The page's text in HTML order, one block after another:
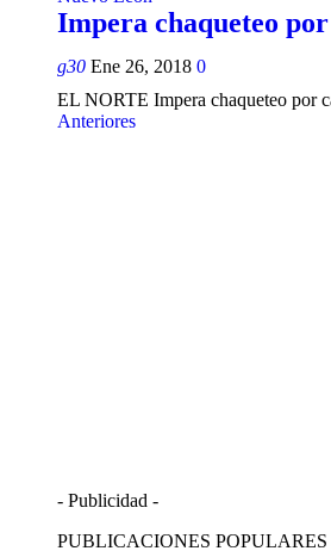
Impera chaqueteo
g30 Ene 26, 2018 0
EL NORTE Impera chaqueteo por
Anteriores
- Publicidad -
PUBLICACIONES POPULARES